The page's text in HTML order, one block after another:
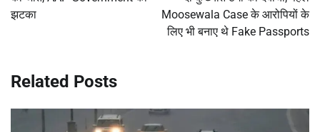
झटका
Moosewala Case के आरोपियों के
लिए भी बनाए थे Fake Passports
Related Posts